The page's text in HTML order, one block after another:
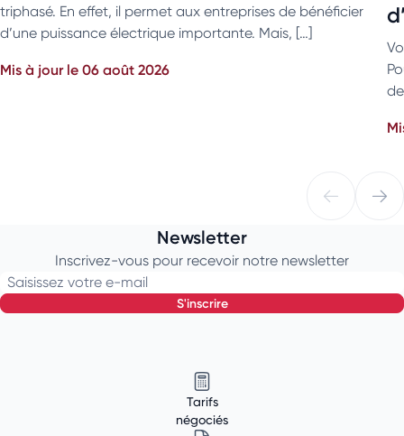
triphasé. En effet, il permet aux entreprises de bénéficier
d’une puissance électrique importante. Mais, […]
Mis à jour le 06 août 2026
Newsletter
Inscrivez-vous pour recevoir notre newsletter
Saisissez votre e-mail
s'inscrire
Tarifs
négociés